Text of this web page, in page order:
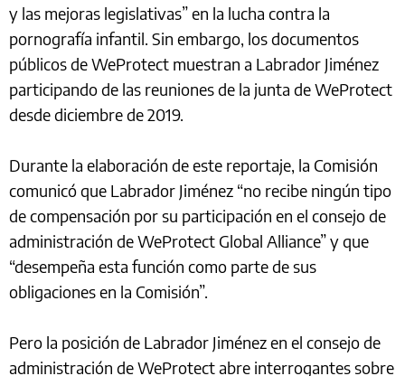
y las mejoras legislativas” en la lucha contra la
pornografía infantil. Sin embargo, los documentos
públicos de WeProtect muestran a Labrador Jiménez
participando de las reuniones de la junta de WeProtect
desde diciembre de 2019.
Durante la elaboración de este reportaje, la Comisión
comunicó que Labrador Jiménez “no recibe ningún tipo
de compensación por su participación en el consejo de
administración de WeProtect Global Alliance” y que
“desempeña esta función como parte de sus
obligaciones en la Comisión”.
Pero la posición de Labrador Jiménez en el consejo de
administración de WeProtect abre interrogantes sobre